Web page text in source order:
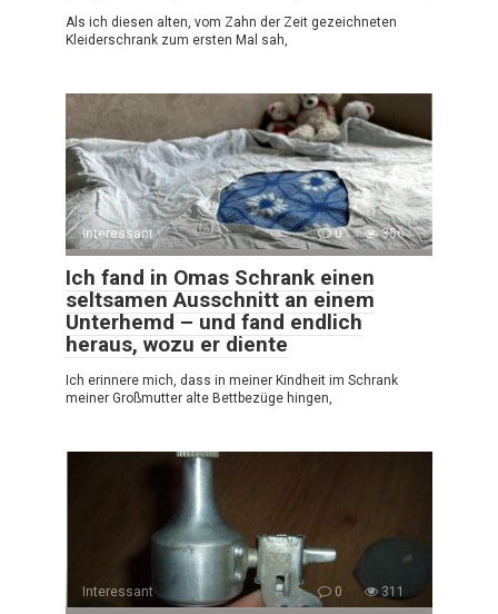
Als ich diesen alten, vom Zahn der Zeit gezeichneten
Kleiderschrank zum ersten Mal sah,
Interessant 0 356
Ich fand in Omas Schrank einen
seltsamen Ausschnitt an einem
Unterhemd – und fand endlich
heraus, wozu er diente
Ich erinnere mich, dass in meiner Kindheit im Schrank
meiner Großmutter alte Bettbezüge hingen,
Interessant 0 311